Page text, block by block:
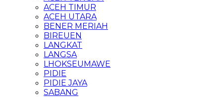
ACEH TIMUR
ACEH UTARA
BENER MERIAH
BIREUEN
LANGKAT
LANGSA
LHOKSEUMAWE
PIDIE
PIDIE JAYA
SABANG